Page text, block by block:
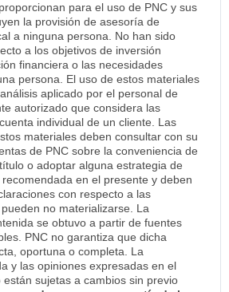
para el uso de PNC y sus
la provisión de asesoría de
a ninguna persona. No han sido
a los objetivos de inversión
financiera o las necesidades
persona. El uso de estos materiales
aplicado por el personal de
autorizado que considera las
individual de un cliente. Las
materiales deben consultar con su
de PNC sobre la conveniencia de
o adoptar alguna estrategia de
en el presente y deben
con respecto a las
no materializarse. La
se obtuvo a partir de fuentes
PNC no garantiza que dicha
oportuna o completa. La
y las opiniones expresadas en el
sujetas a cambios sin previo